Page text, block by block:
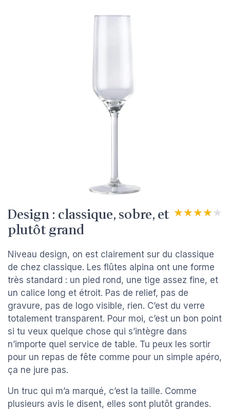
Design : classique, sobre, et
plutôt grand
★★★★★
★★★★★
Niveau design, on est clairement sur du classique
de chez classique. Les flûtes alpina ont une forme
très standard : un pied rond, une tige assez fine, et
un calice long et étroit. Pas de relief, pas de
gravure, pas de logo visible, rien. C’est du verre
totalement transparent. Pour moi, c’est un bon point
si tu veux quelque chose qui s’intègre dans
n’importe quel service de table. Tu peux les sortir
pour un repas de fête comme pour un simple apéro,
ça ne jure pas.
Un truc qui m’a marqué, c’est la taille. Comme
plusieurs avis le disent, elles sont plutôt grandes.